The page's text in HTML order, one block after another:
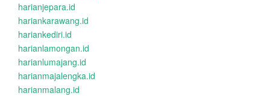
harianjepara.id
hariankarawang.id
hariankediri.id
harianlamongan.id
harianlumajang.id
harianmajalengka.id
harianmalang.id